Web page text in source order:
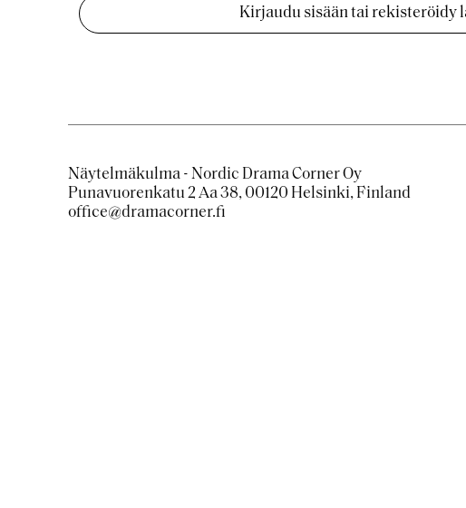
Kirjaudu sisään tai rekisteröidy
Näytelmäkulma - Nordic Drama Corner Oy
Punavuorenkatu 2 Aa 38, 00120 Helsinki, Finland
office@dramacorner.fi